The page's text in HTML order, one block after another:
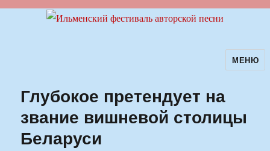
Ильменский фестиваль авторскойМЕНЮ
Глубокое претендует на
звание вишневой столицы
Беларуси